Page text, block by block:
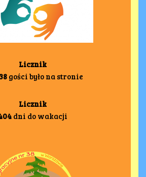
Licznik
gości było na stronie
Licznik
dni do wakacji